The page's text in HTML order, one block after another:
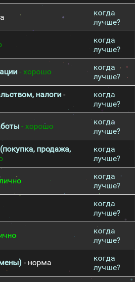
когда
лучше?
когда
лучше?
- хорошо
когда
лучше?
налоги -
когда
лучше?
- хорошо
когда
лучше?
продажа,
когда
лучше?
когда
лучше?
когда
лучше?
когда
лучше?
- норма
когда
лучше?